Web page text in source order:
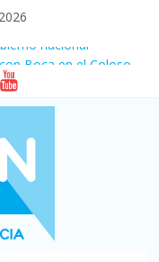
nacional
Boca en el Coloso
y consumo
por el país, un 5,9%
en julio: bajó un 12,6%
el Monumental